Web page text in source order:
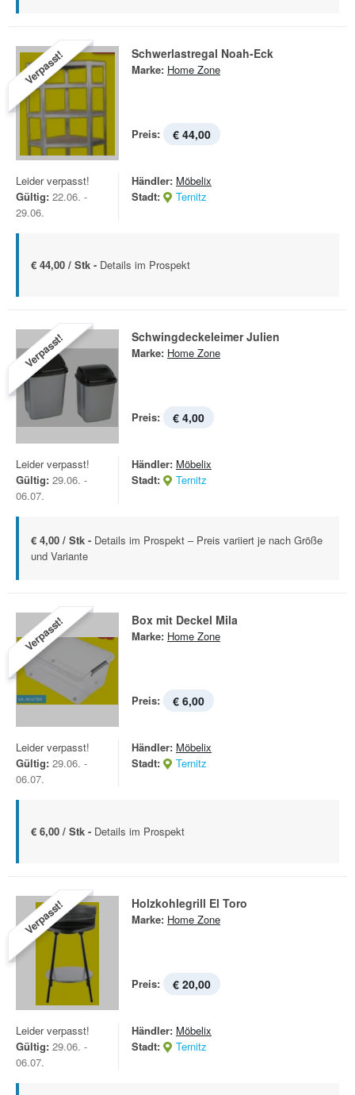
Verpasst! Schwerlastregal Noah-Eck
Marke: Home Zone
Preis: € 44,00
Leider verpasst!
Gültig: 22.06. -
29.06.
Händler: Möbelix
Stadt:
Ternitz
€ 44,00 / Stk - Details im Prospekt
Verpasst! Schwingdeckeleimer Julien
Marke: Home Zone
Preis: € 4,00
Leider verpasst!
Gültig: 29.06. -
06.07.
Händler: Möbelix
Stadt:
Ternitz
€ 4,00 / Stk - Details im Prospekt – Preis variiert je nach Größe
und Variante
Verpasst! Box mit Deckel Mila
Marke: Home Zone
Preis: € 6,00
Leider verpasst!
Gültig: 29.06. -
06.07.
Händler: Möbelix
Stadt:
Ternitz
€ 6,00 / Stk - Details im Prospekt
Verpasst! Holzkohlegrill El Toro
Marke: Home Zone
Preis: € 20,00
Leider verpasst!
Gültig: 29.06. -
06.07.
Händler: Möbelix
Stadt:
Ternitz